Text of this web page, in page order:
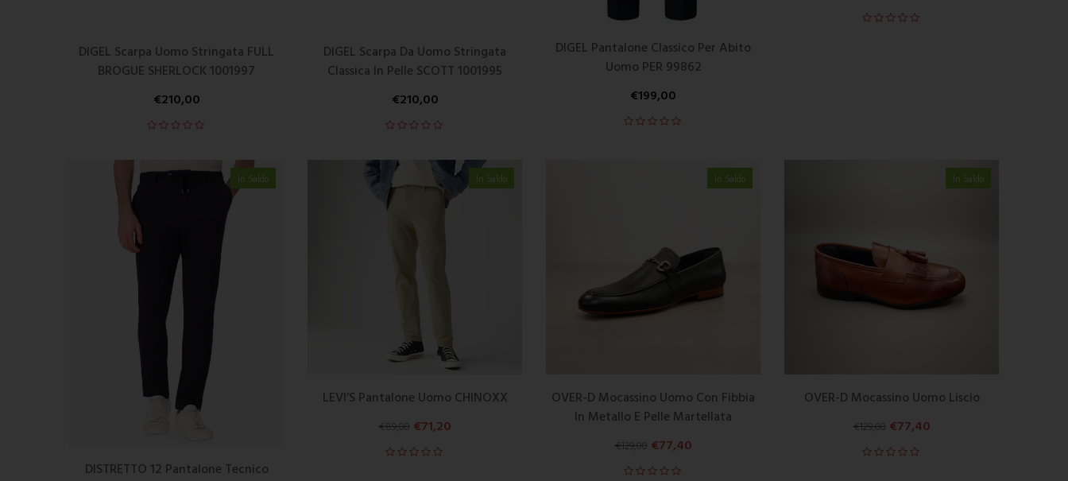
DIGEL Scarpa Uomo Stringata FULL
BROGUE SHERLOCK 1001997
€210,00
DIGEL Scarpa Da Uomo Stringata
Classica In Pelle SCOTT 1001995
€210,00
DIGEL Pantalone Classico Per Abito
Uomo PER 99862
€199,00
In Saldo
DISTRETTO 12 Pantalone Tecnico
In Saldo
LEVI’S Pantalone Uomo CHINOXX
€89,00 €71,20
In Saldo
OVER-D Mocassino Uomo Con Fibbia
In Metallo E Pelle Martellata
€129,00 €77,40
In Saldo
OVER-D Mocassino Uomo Liscio
€129,00 €77,40